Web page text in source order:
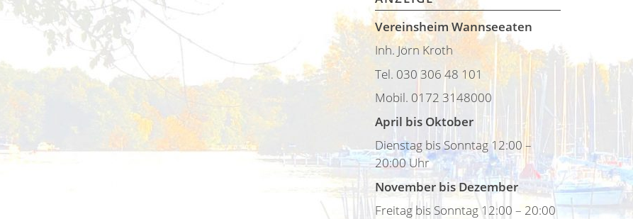
Vereinsheim Wannseeaten
Inh. Jörn Kroth
Tel. 030 306 48 101
Mobil. 0172 3148000
April bis Oktober
Dienstag bis Sonntag 12:00 –
20:00 Uhr
November bis Dezember
Freitag bis Sonntag 12:00 – 20:00